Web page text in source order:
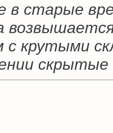
в старые
с крутыми
скрытые